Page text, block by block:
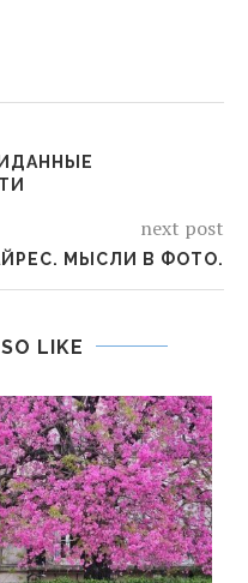
next post
МЫСЛИ В ФОТО.
LIKE